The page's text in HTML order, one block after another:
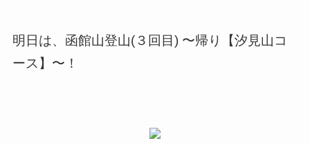
明日は、函館山登山(３回目) 〜帰り【汐見山コ
ース】〜！